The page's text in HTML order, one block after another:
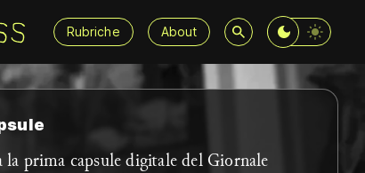
Rubriche About
prima capsule digitale del Giornale